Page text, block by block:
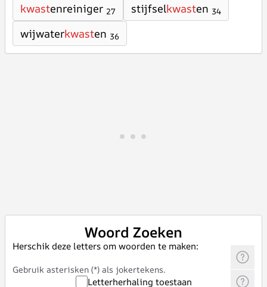
kwastenreiniger 27 stijfselkwasten 34
wijwaterkwasten 36
Woord Zoeken
Herschik deze letters om woorden te maken:
Gebruik asterisken (*) als jokertekens.
Letterherhaling toestaan